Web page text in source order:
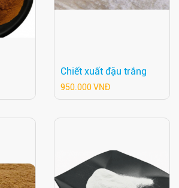
Chiết xuất đậu trắng
950.000 VNĐ